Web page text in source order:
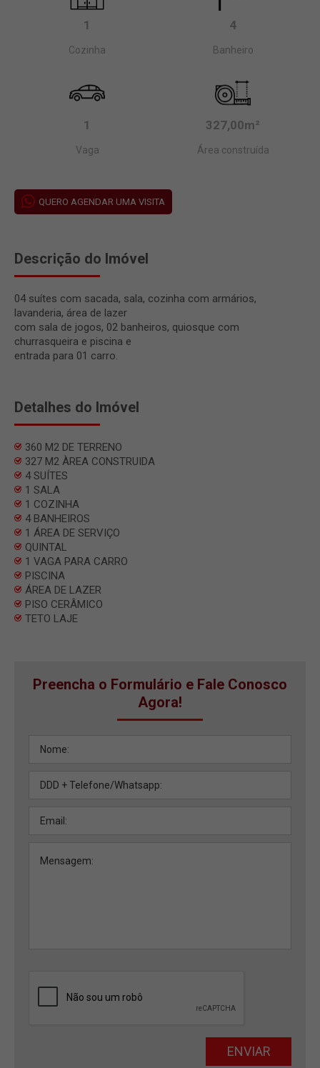
1
Cozinha
4
Banheiro
1
Vaga
327,00m²
Área construída
QUERO AGENDAR UMA VISITA
Descrição do Imóvel
04 suítes com sacada, sala, cozinha com armários,
lavanderia, área de lazer
com sala de jogos, 02 banheiros, quiosque com
churrasqueira e piscina e
entrada para 01 carro.
Detalhes do Imóvel
360 M2 DE TERRENO
327 M2 ÀREA CONSTRUIDA
4 SUÍTES
1 SALA
1 COZINHA
4 BANHEIROS
1 ÁREA DE SERVIÇO
QUINTAL
1 VAGA PARA CARRO
PISCINA
ÁREA DE LAZER
PISO CERÂMICO
TETO LAJE
Preencha o Formulário e Fale Conosco
Agora!